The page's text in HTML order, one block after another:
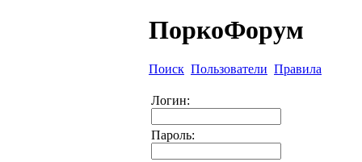
ПоркоФорум
Поиск Пользователи Правила
Логин:
Пароль: